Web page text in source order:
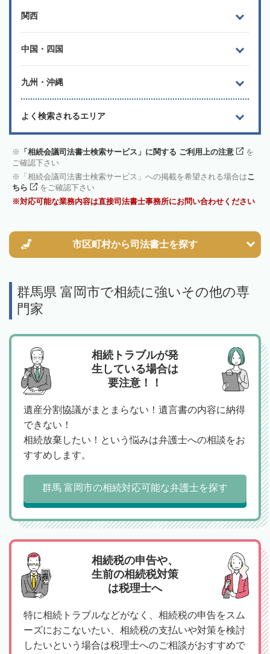
関西
中国・四国
九州・沖縄
よく検索されるエリア
「相続会議司法書士検索サービス」に関する ご利用上の注意
を
ご確認下さい
「相続会議司法書士検索サービス」への掲載を希望される場合はこ
ちら
をご確認下さい
対応可能な業務内容は直接司法書士事務所にお問い合わせください
市区町村から司法書士を探す
群馬県 富岡市で相続に強いその他の専
門家
相続トラブルが発
生している場合は
要注意！！
遺産分割協議がまとまらない！遺言書の内容に納得
できない！
相続放棄したい！という悩みは弁護士への相談をお
すすめします。
群馬 富岡市の相続対応可能な弁護士を探す
相続税の申告や、
生前の相続税対策
は税理士へ
特に相続トラブルなどがなく、相続税の申告をスム
ーズにおこないたい、相続税の支払いや対策を検討
したいという場合は税理士へのご相談がおすすめで